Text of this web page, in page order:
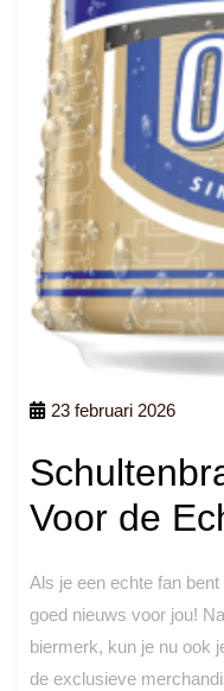
23 februari 2026
Voor de
Als je een echte fan
goed nieuws voor jou!
biermerk, kun je nu ook
de exclusieve